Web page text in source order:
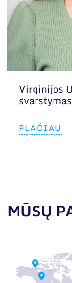
Virginijos
svarstymas
PLAČIAU
MŪSŲ